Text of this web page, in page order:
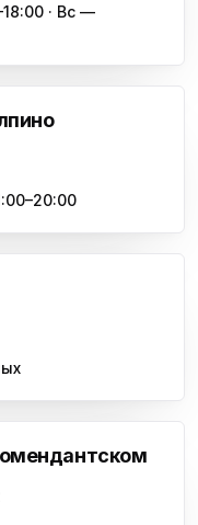
· Вс —